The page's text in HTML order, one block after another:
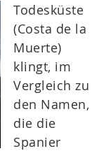
Todesküste
(Costa de la
Muerte)
klingt, im
Vergleich zu
den Namen,
die die
Spanier